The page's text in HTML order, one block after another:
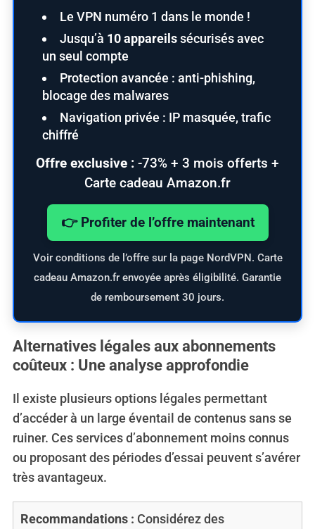
Le VPN numéro 1 dans le monde !
Jusqu’à 10 appareilssécurisés avec
un seul compte
Protection avancée : anti-phishing,
blocage des malwares
Navigation privée : IP masquée, trafic
chiffré
Offre exclusive : -73% + 3 mois offerts +
Carte cadeau Amazon.fr
👉 Profiter de l’offre maintenant
Voir conditions de l’offre sur la page NordVPN. Carte
cadeau Amazon.fr envoyée après éligibilité. Garantie
de remboursement 30 jours.
Alternatives légales aux abonnements
coûteux : Une analyse approfondie
Il existe plusieurs options légales permettant
d’accéder à un large éventail de contenus sans se
ruiner. Ces services d’abonnement moins connus
ou proposant des périodes d’essai peuvent s’avérer
très avantageux.
Recommandations : Considérez des